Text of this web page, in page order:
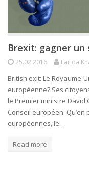
Brexit: gagner
25.02.2016 Farida
British exit: Le Royaume-
européenne? Ses
le Premier ministre David
Conseil européen.
européennes, le…
Read more